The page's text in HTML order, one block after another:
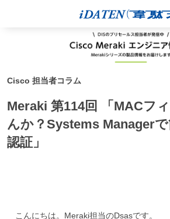
Cisco 担当者コラム
Meraki 第114回 「MACフ
んか？Systems Manager
認証」
こんにちは。Meraki担当のDsasです。